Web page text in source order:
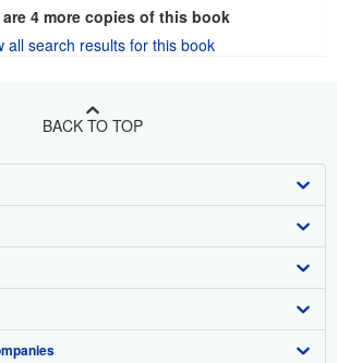
4more copies of this book
all search results for this book
BACK TO TOP